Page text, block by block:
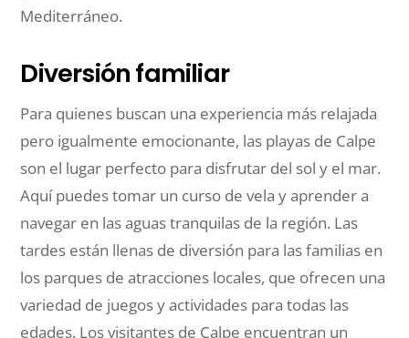
Mediterráneo.
Diversión familiar
Para quienes buscan una experiencia más relajada
pero igualmente emocionante, las playas de Calpe
son el lugar perfecto para disfrutar del sol y el mar.
Aquí puedes tomar un curso de vela y aprender a
navegar en las aguas tranquilas de la región. Las
tardes están llenas de diversión para las familias en
los parques de atracciones locales, que ofrecen una
variedad de juegos y actividades para todas las
edades. Los visitantes de Calpe encuentran un